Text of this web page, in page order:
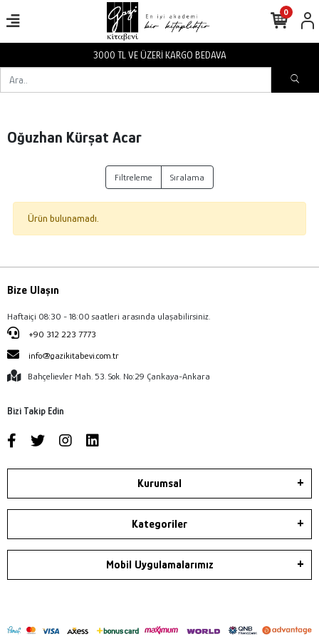
3000 TL VE ÜZERİ KARGO BEDAVA
0
Oğuzhan Kürşat Acar
Filtreleme Sıralama
Ürün bulunamadı.
Bize Ulaşın
Haftaiçi 08:30 - 18:00 saatleri arasında ulaşabilirsiniz.
+90 312 223 7773
info@gazikitabevi.com.tr
Bahçelievler Mah. 53. Sok. No:29 Çankaya-Ankara
Bizi Takip Edin
Kurumsal
Kategoriler
Mobil Uygulamalarımız